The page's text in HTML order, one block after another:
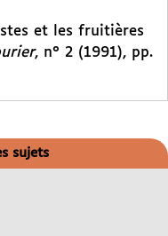
et les fruitières
, n° 2 (1991), pp.
sujets